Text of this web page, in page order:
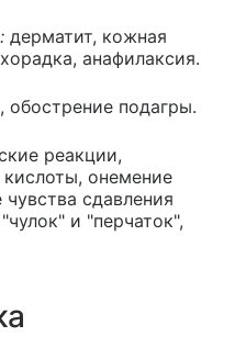
дерматит, кожная
анафилаксия.
обострение подагры.
реакции,
онемение
сдавления
и "перчаток",